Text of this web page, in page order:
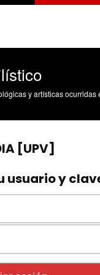
ocurridas en los tres